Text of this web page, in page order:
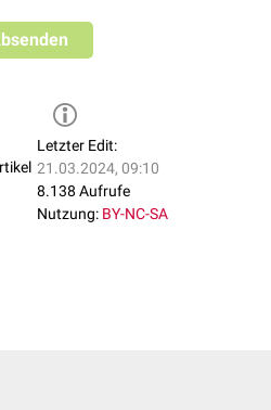
Letzter Edit:
21.03.2024, 09:10
8.138 Aufrufe
Nutzung: BY-NC-SA